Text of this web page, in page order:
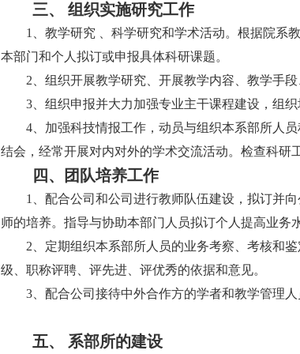
三、 组织实施研究工作
1
、教学研究 、科学研究和学术活动。根据院
本部门和个人拟订或申报具体科研课题。
2 、组织开展教学研究、开展教学内容、教学手
3 、组织申报并大力加强专业主干课程建设，组
4 、加强科技情报工作，动员与组织本系部所人
结会，经常开展对内对外的学术交流活动。检查科研
四、团队培养工作
1
、配合公司和公司进行教师队伍建设，拟订并
师的培养。指导与协助本部门人员拟订个人提高业务
2 、定期组织本系部所人员的业务考察、考核和
级、职称评聘、评先进、评优秀的依据和意见。
3 、配合公司接待中外合作方的学者和教学管理人
五、 系部所的建设